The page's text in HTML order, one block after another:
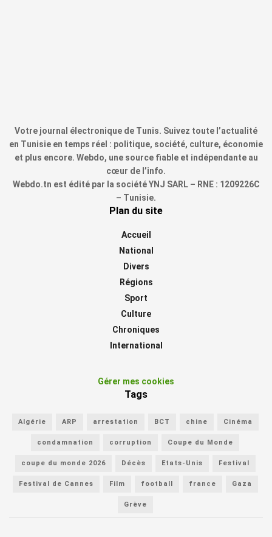
Votre journal électronique de Tunis. Suivez toute l’actualité
en Tunisie en temps réel : politique, société, culture, économie
et plus encore. Webdo, une source fiable et indépendante au
cœur de l’info.
Webdo.tn est édité par la société YNJ SARL – RNE : 1209226C
– Tunisie.
Plan du site
Accueil
National
Divers
Régions
Sport
Culture
Chroniques
International
Gérer mes cookies
Tags
Algérie ARP arrestation BCT chine Cinéma
condamnation corruption Coupe du Monde
coupe du monde 2026 Décès Etats-Unis Festival
Festival de Cannes Film football france Gaza
Grève